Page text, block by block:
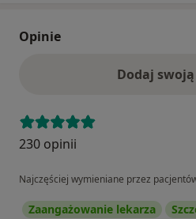
Opinie
Dodaj
230 opinii
Najczęściej wymieniane przez
Zaangażowanie lekarza